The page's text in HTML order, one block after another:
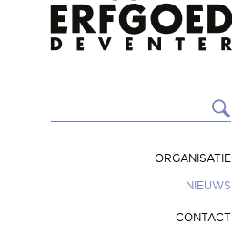
ORGANISATIE
NIEUWS
CONTACT